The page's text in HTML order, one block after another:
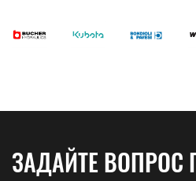
ЗАДАЙТЕ ВОПРОС